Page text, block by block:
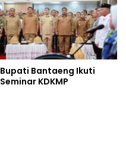
Bupati Bantaeng Ikuti
Seminar KDKMP